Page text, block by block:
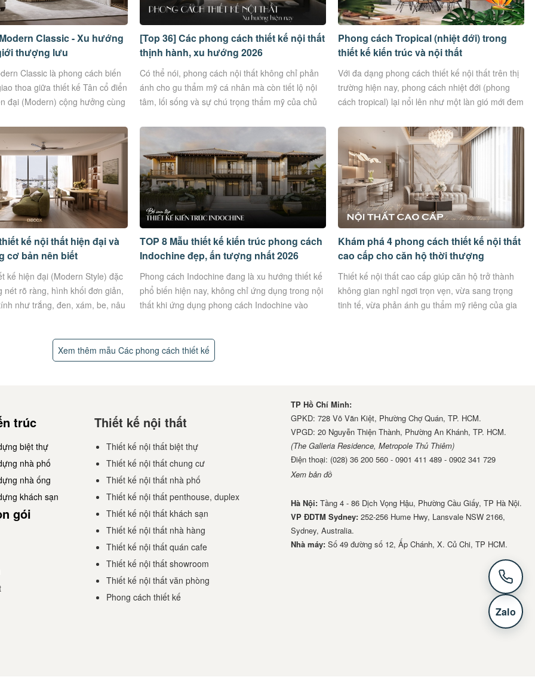
Classic - Xu hướng
thượng lưu
Classic là phong cách biến
thoa giữa thiết kế Tân cổ điển
đại (Modern) cộng hưởng cùng
[Top 36] Các phong cách thiết kế nội thất
thịnh hành, xu hướng 2026
Có thể nói, phong cách nội thất không chỉ phản
ánh cho gu thẩm mỹ cá nhân mà còn tiết lộ nội
tâm, lối sống và sự chú trọng thẩm mỹ của chủ
Phong cách Tropical (nhiệt đới) trong
thiết kế kiến trúc và nội thất
Với đa dạng phong cách thiết kế nội thất trên thị
trường hiện nay, phong cách nhiệt đới (phong
cách tropical) lại nổi lên như một làn gió mới đem
kế nội thất hiện đại và
cơ bản nên biết
kế hiện đại (Modern Style) đặc
nét rõ ràng, hình khối đơn giản,
như trắng, đen, xám, be, nâu
TOP 8 Mẫu thiết kế kiến trúc phong cách
Indochine đẹp, ấn tượng nhất 2026
Phong cách Indochine đang là xu hướng thiết kế
phổ biến hiện nay, không chỉ ứng dụng trong nội
thất khi ứng dụng phong cách Indochine vào
Khám phá 4 phong cách thiết kế nội thất
cao cấp cho căn hộ thời thượng
Thiết kế nội thất cao cấp giúp căn hộ trở thành
không gian nghỉ ngơi trọn vẹn, vừa sang trọng
tinh tế, vừa phản ánh gu thẩm mỹ riêng của gia
Xem thêm mẫu Các phong cách thiết kế
trúc
biệt thự
nhà phố
nhà ống
khách sạn
gói
Thiết kế nội thất
Thiết kế nội thất biệt thự
Thiết kế nội thất chung cư
Thiết kế nội thất nhà phố
Thiết kế nội thất penthouse, duplex
Thiết kế nội thất khách sạn
Thiết kế nội thất nhà hàng
Thiết kế nội thất quán cafe
Thiết kế nội thất showroom
Thiết kế nội thất văn phòng
Phong cách thiết kế
TP Hồ Chí Minh:
GPKD: 728 Võ Văn Kiệt, Phường Chợ Quán, TP. HCM.
VPGD: 20 Nguyễn Thiện Thành, Phường An Khánh, TP. HCM.
(The Galleria Residence, Metropole Thủ Thiêm)
Điện thoại: (028) 36 200 560 - 0901 411 489 - 0902 341 729
Xem bản đồ
Hà Nội:Tầng 4 - 86 Dịch Vọng Hậu, Phường Cầu Giấy, TP Hà Nội.
VP ĐDTM Sydney: 252-256 Hume Hwy, Lansvale NSW 2166,
Sydney, Australia.
Nhà má​y: Số 49 đường số 12, Ấp Chánh, X. Củ Chi, TP HCM.
Zalo